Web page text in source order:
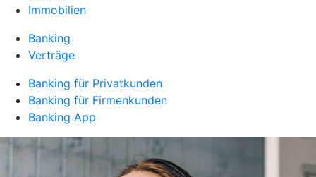
Immobilien
Banking
Verträge
Banking für Privatkunden
Banking für Firmenkunden
Banking App